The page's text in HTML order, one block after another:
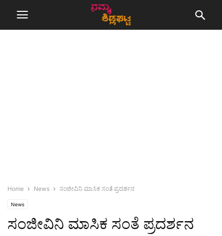
Home News ಸಂಜೀವಿನಿ ಮಾಸಿಕ ಸಂತೆ ಪ್ರದರ್ಶನ
News
ಸಂಜೀವಿನಿ ಮಾಸಿಕ ಸಂತೆ ಪ್ರದರ್ಶನ